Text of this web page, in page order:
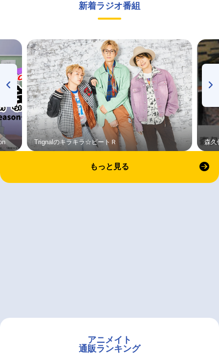
新着ラジオ番組
Trignalのキラキラ☆ビートＲ 森久
もっと見る
アニメイト
通販ランキング